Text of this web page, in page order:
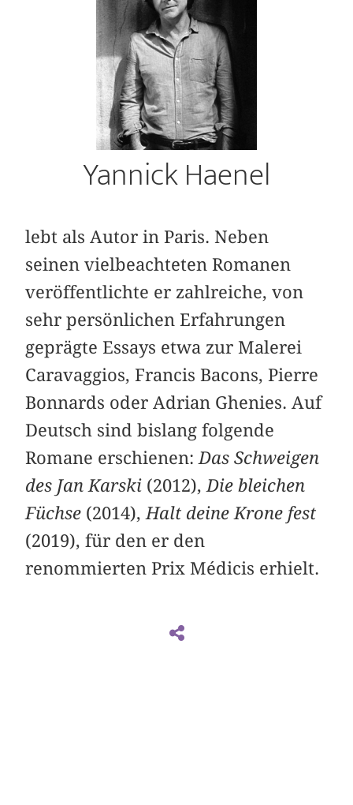
Yannick Haenel
lebt als Autor in Paris. Neben
seinen vielbeachteten Romanen
veröffentlichte er zahlreiche, von
sehr persönlichen Erfahrungen
geprägte Essays etwa zur Malerei
Caravaggios, Francis Bacons, Pierre
Bonnards oder Adrian Ghenies. Auf
Deutsch sind bislang folgende
Romane erschienen:Das Schweigen
des Jan Karski (2012),Die bleichen
Füchse (2014),Halt deine Krone fest
(2019), für den er den
renommierten Prix Médicis erhielt.